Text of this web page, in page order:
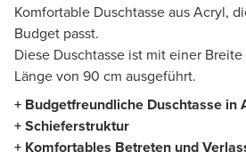
Komfortable Duschtasse aus Acryl,
Budget passt.
Diese Duschtasse ist mit einer
Länge von 90 cm ausgeführt.
+ Budgetfreundliche Duschtasse in
+ Schieferstruktur
+ Komfortables Betreten und